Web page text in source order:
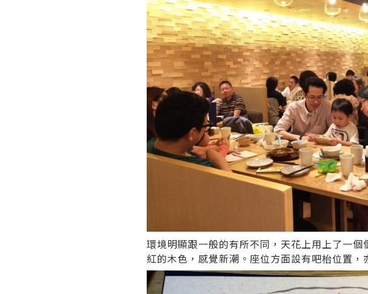
環境明顯跟一般的有所不同，天花上用上了一
紅的木色，感覺新潮。座位方面設有吧枱位置